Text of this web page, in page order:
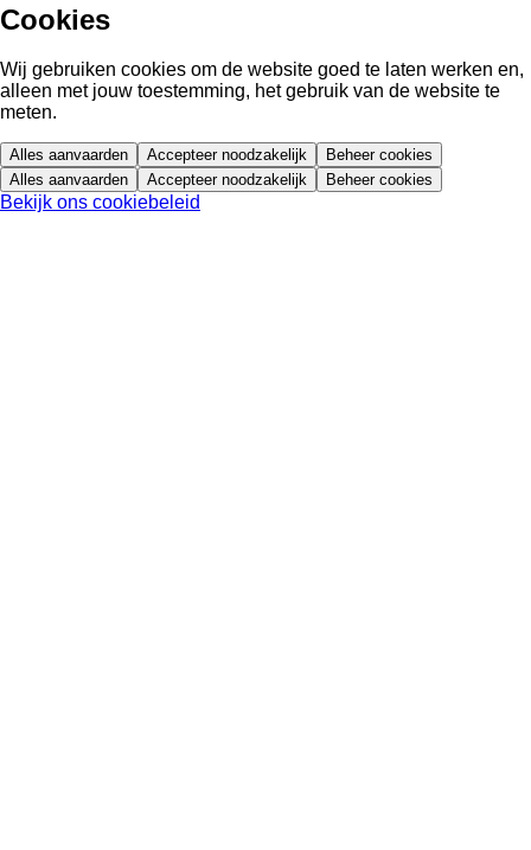
Cookies
Wij gebruiken cookies om de website goed te laten werken en,
alleen met jouw toestemming, het gebruik van de website te
meten.
Alles aanvaarden Accepteer noodzakelijk
Beheer cookies
Alles aanvaarden
Accepteer noodzakelijk Beheer cookies
Bekijk ons cookiebeleid